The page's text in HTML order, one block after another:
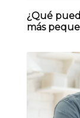
¿Qué
más